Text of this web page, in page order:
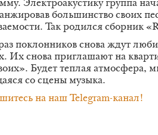
Электроакустику группа
большинство своих
Так родился сборник
поклонников снова ждут
Их снова приглашают на
Будет теплая атмосфера,
со сцены музыка.
на наш Telegram-канал!